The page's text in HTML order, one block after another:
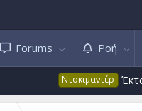
Forums Ροή
Ντοκιμαντέρ Έκτακτο 53: